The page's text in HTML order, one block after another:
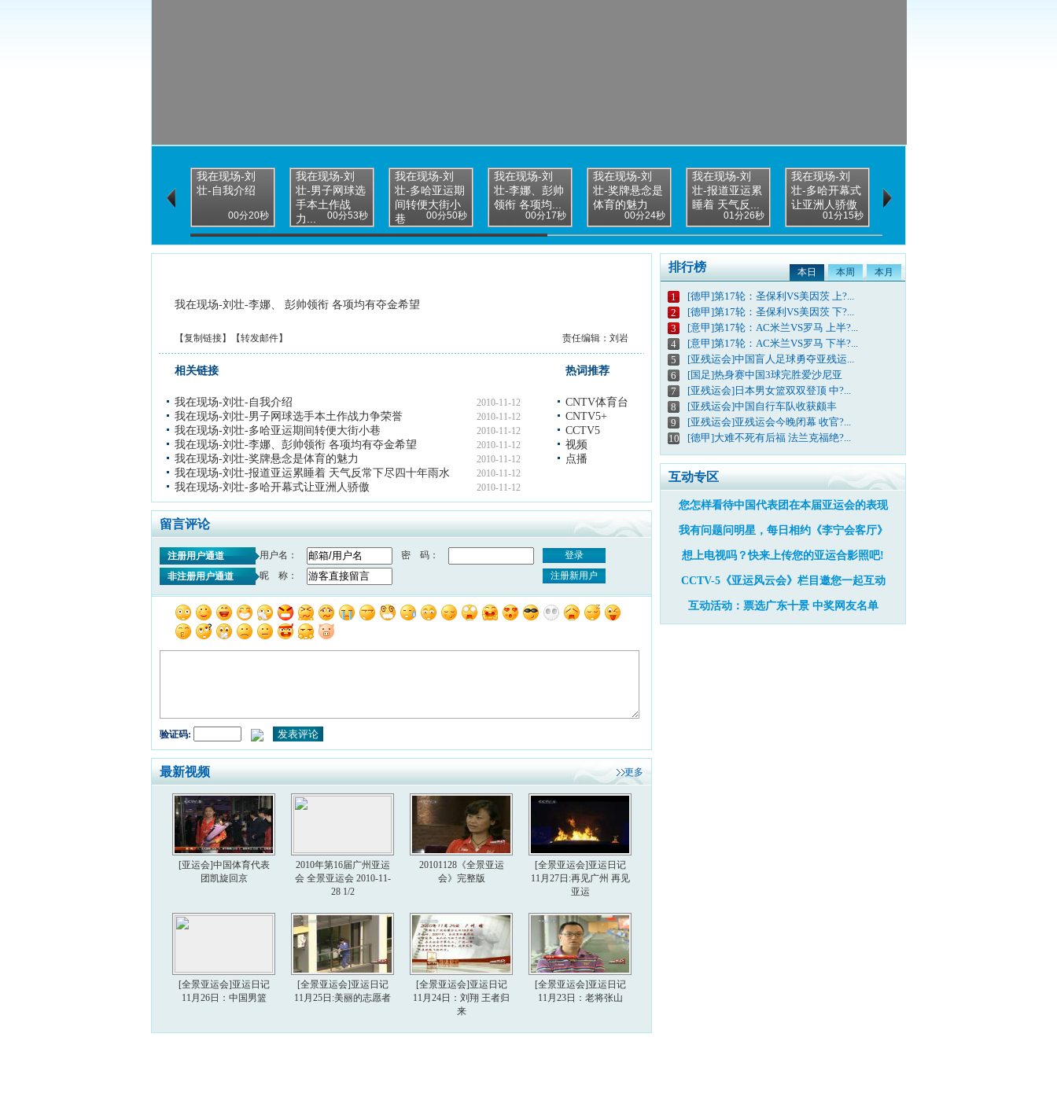
我在现场-刘
壮-自我介绍
00分20秒
我在现场-刘
壮-男子网球选
手本土作战
力...
00分53秒
我在现场-刘
壮-多哈亚运期
间转便大街小
巷
00分50秒
我在现场-刘
壮-李娜、彭帅
领衔 各项均...
00分17秒
我在现场-刘
壮-奖牌悬念是
体育的魅力
00分24秒
我在现场-刘
壮-报道亚运累
睡着 天气反...
01分26秒
我在现场-刘
壮-多哈开幕式
让亚洲人骄傲
01分15秒
我在现场-刘壮-李娜、 彭帅领衔 各项均有夺金希望
责任编辑：刘岩
【复制链接】【转发邮件】
相关链接
我在现场-刘壮-自我介绍 2010-11-12
我在现场-刘壮-男子网球选手本土作战力争荣誉 2010-11-12
我在现场-刘壮-多哈亚运期间转便大街小巷 2010-11-12
我在现场-刘壮-李娜、彭帅领衔 各项均有夺金希望 2010-11-12
我在现场-刘壮-奖牌悬念是体育的魅力 2010-11-12
我在现场-刘壮-报道亚运累睡着 天气反常下尽四十年雨水 2010-11-12
我在现场-刘壮-多哈开幕式让亚洲人骄傲 2010-11-12
热词推荐
CNTV体育台
CNTV5+
CCTV5
视频
点播
留言评论
注册用户通道 用户名： 密 码：
登录
非注册用户通道
昵 称： 注册新用户
验证码:
最新视频 更多
[亚运会]中国体育代表
团凯旋回京
2010年第16届广州亚运
会 全景亚运会 2010-11-
28 1/2
20101128《全景亚运
会》完整版
[全景亚运会]亚运日记
11月27日:再见广州 再见
亚运
[全景亚运会]亚运日记
11月26日：中国男篮
[全景亚运会]亚运日记
11月25日:美丽的志愿者
[全景亚运会]亚运日记
11月24日：刘翔 王者归
来
[全景亚运会]亚运日记
11月23日：老将张山
排行榜 本日 本周 本月
1
[德甲]第17轮：圣保利VS美因茨 上?...
2
[德甲]第17轮：圣保利VS美因茨 下?...
3
[意甲]第17轮：AC米兰VS罗马 上半?...
4
[意甲]第17轮：AC米兰VS罗马 下半?...
5
[亚残运会]中国盲人足球勇夺亚残运...
6
[国足]热身赛中国3球完胜爱沙尼亚
7
[亚残运会]日本男女篮双双登顶 中?...
8
[亚残运会]中国自行车队收获颇丰
9
[亚残运会]亚残运会今晚闭幕 收官?...
10
[德甲]大难不死有后福 法兰克福绝?...
互动专区
您怎样看待中国代表团在本届亚运会的表现
我有问题问明星，每日相约《李宁会客厅》
想上电视吗？快来上传您的亚运合影照吧!
CCTV-5《亚运风云会》栏目邀您一起互动
互动活动：票选广东十景 中奖网友名单